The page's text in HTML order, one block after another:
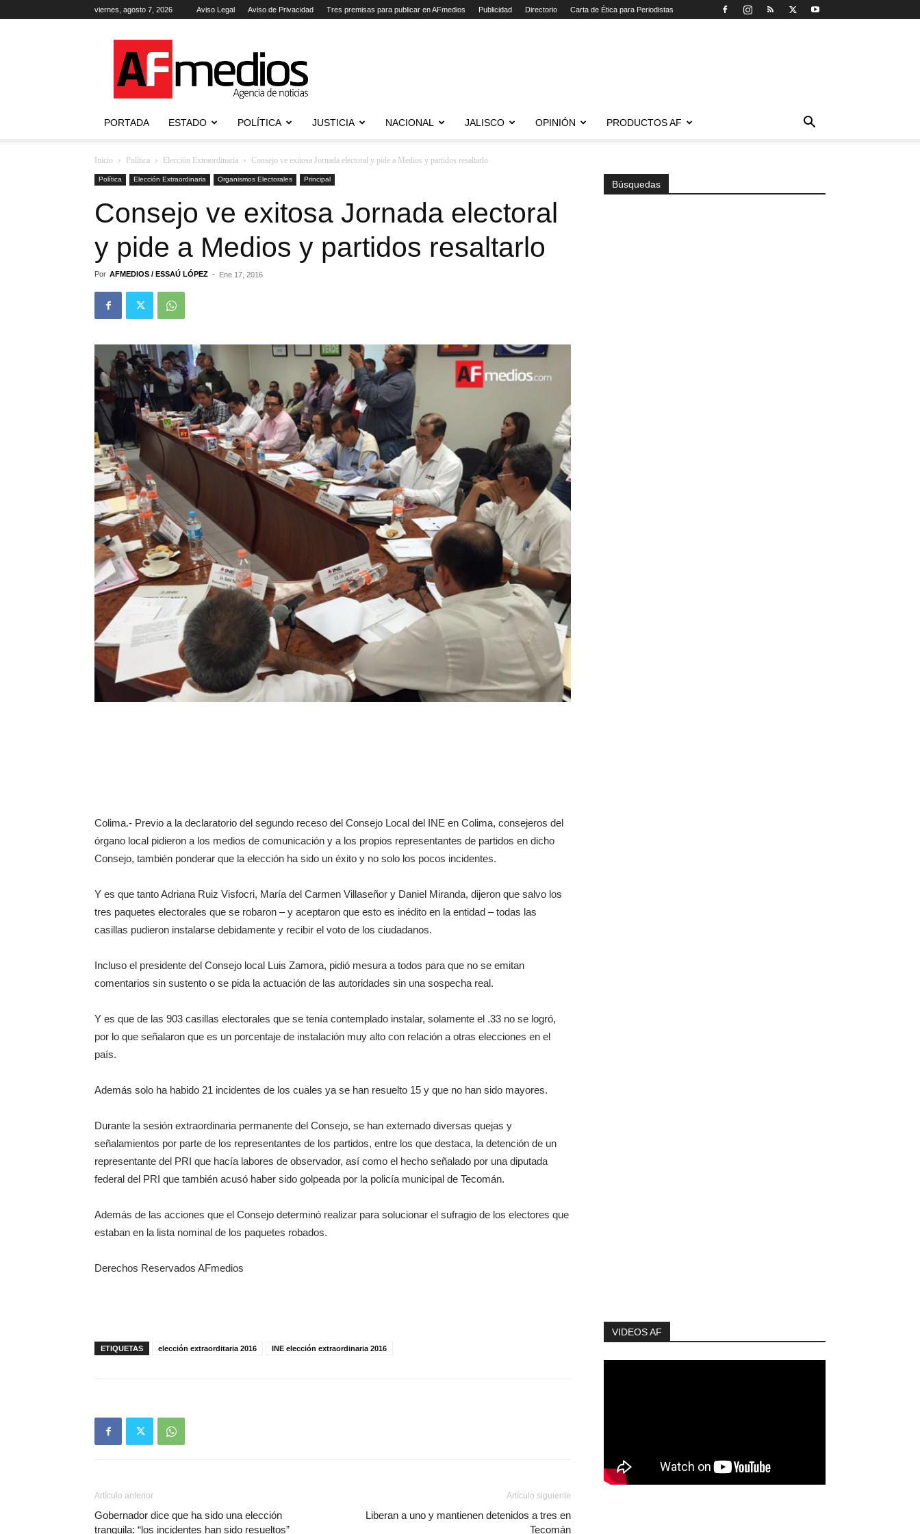
viernes, agosto 7, 2026 Aviso Legal Aviso de Privacidad Tres premisas para publicar en AFmedios Publicidad Directorio Carta de Ética para Periodistas
Agencia
de
Noticias
PORTADA ESTADO POLÍTICA JUSTICIA NACIONAL JALISCO OPINIÓN PRODUCTOS AF
Inicio Política Elección Extraordinaria Consejo ve exitosa Jornada electoral y pide a Medios y partidos resaltarlo
Política Elección Extraordinaria Organismos Electorales Principal
Consejo ve exitosa Jornada electoral
y pide a Medios y partidos resaltarlo
Por AFMEDIOS / ESSAÚ LÓPEZ - Ene 17, 2016
Colima.- Previo a la declaratorio del segundo receso del Consejo Local del INE en Colima, consejeros del
órgano local pidieron a los medios de comunicación y a los propios representantes de partidos en dicho
Consejo, también ponderar que la elección ha sido un éxito y no solo los pocos incidentes.
Y es que tanto Adriana Ruiz Visfocri, María del Carmen Villaseñor y Daniel Miranda, dijeron que salvo los
tres paquetes electorales que se robaron – y aceptaron que esto es inédito en la entidad – todas las
casillas pudieron instalarse debidamente y recibir el voto de los ciudadanos.
Incluso el presidente del Consejo local Luis Zamora, pidió mesura a todos para que no se emitan
comentarios sin sustento o se pida la actuación de las autoridades sin una sospecha real.
Y es que de las 903 casillas electorales que se tenía contemplado instalar, solamente el .33 no se logró,
por lo que señalaron que es un porcentaje de instalación muy alto con relación a otras elecciones en el
país.
Además solo ha habido 21 incidentes de los cuales ya se han resuelto 15 y que no han sido mayores.
Durante la sesión extraordinaria permanente del Consejo, se han externado diversas quejas y
señalamientos por parte de los representantes de los partidos, entre los que destaca, la detención de un
representante del PRI que hacía labores de observador, así como el hecho señalado por una diputada
federal del PRI que también acusó haber sido golpeada por la policía municipal de Tecomán.
Además de las acciones que el Consejo determinó realizar para solucionar el sufragio de los electores que
estaban en la lista nominal de los paquetes robados.
Derechos Reservados AFmedios
ETIQUETAS elección extraorditaria 2016 INE elección extraordinaria 2016
Artículo anterior
Gobernador dice que ha sido una elección
tranquila: “los incidentes han sido resueltos”
Artículo siguiente
Liberan a uno y mantienen detenidos a tres en
Tecomán
Búsquedas
VIDEOS AF